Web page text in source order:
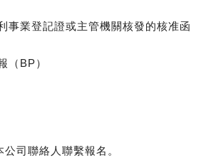
事業登記證或主管機關核發的核准函
（BP）
司聯絡人聯繫報名。